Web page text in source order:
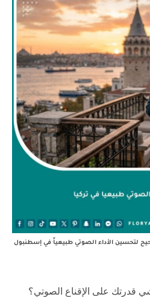
لتحسين الأداء الصوتي طبيعياً في إسطنبول
قدرتك على الإقناع الصوتي؟